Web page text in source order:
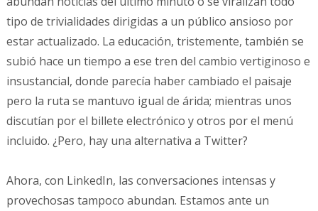
tipo de trivialidades dirigidas a un público ansioso por
estar actualizado. La educación, tristemente, también se
subió hace un tiempo a ese tren del cambio vertiginoso e
insustancial, donde parecía haber cambiado el paisaje
pero la ruta se mantuvo igual de árida; mientras unos
discutían por el billete electrónico y otros por el menú
incluido. ¿Pero, hay una alternativa a Twitter?
Ahora, con LinkedIn, las conversaciones intensas y
provechosas tampoco abundan. Estamos ante un